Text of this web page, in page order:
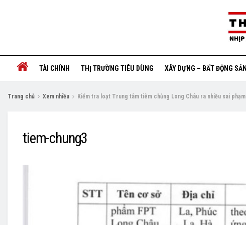
TÀI CHÍNH THỊ TRƯỜNG TIÊU DÙNG XÂY DỰNG – BẤT ĐỘNG SẢN
Trang chủ Xem nhiều Kiểm tra loạt Trung tâm tiêm chủng Long Châu ra nhiều sai phạm
tiem-chung3